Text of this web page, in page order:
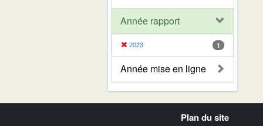
Année rapport
2023 1
Année mise en ligne
Plan du site